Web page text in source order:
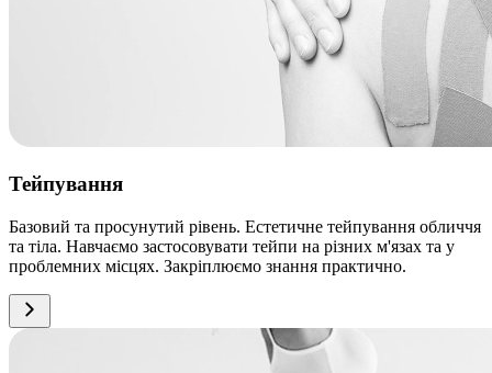
Тейпування
Базовий та просунутий рівень. Естетичне тейпування обличчя
та тіла. Навчаємо застосовувати тейпи на різних м'язах та у
проблемних місцях. Закріплюємо знання практично.